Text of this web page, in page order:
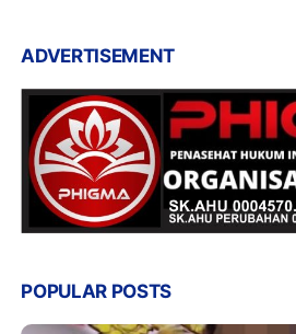
ADVERTISEMENT
POPULAR POSTS